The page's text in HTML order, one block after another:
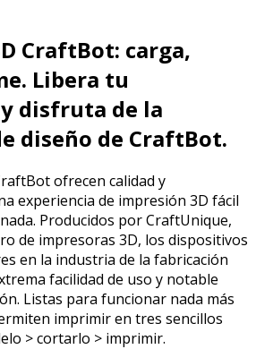
CraftBot: carga,
Libera tu
disfruta de la
diseño de CraftBot.
ofrecen calidad y
experiencia de impresión 3D fácil
Producidos por CraftUnique,
de impresoras 3D, los dispositivos
en la industria de la fabricación
facilidad de uso y notable
Listas para funcionar nada más
imprimir en tres sencillos
> cortarlo > imprimir.